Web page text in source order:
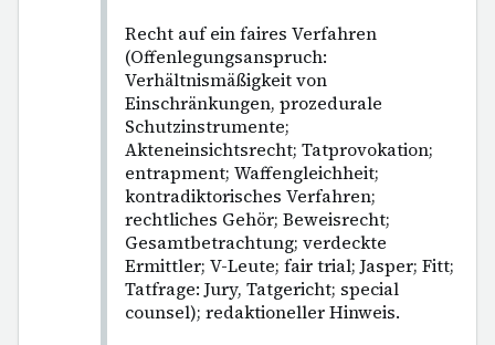
Recht auf ein faires Verfahren
(Offenlegungsanspruch:
Verhältnismäßigkeit von
Einschränkungen, prozedurale
Schutzinstrumente;
Akteneinsichtsrecht; Tatprovokation;
entrapment; Waffengleichheit;
kontradiktorisches Verfahren;
rechtliches Gehör; Beweisrecht;
Gesamtbetrachtung; verdeckte
Ermittler; V-Leute; fair trial; Jasper; Fitt;
Tatfrage: Jury, Tatgericht; special
counsel); redaktioneller Hinweis.